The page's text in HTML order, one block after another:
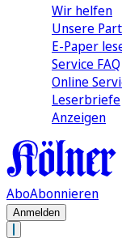
Wir helfen
Unsere
E-Paper
Service FAQ
Online
Leserbriefe
Anzeigen
AboAbonnieren
Anmelden